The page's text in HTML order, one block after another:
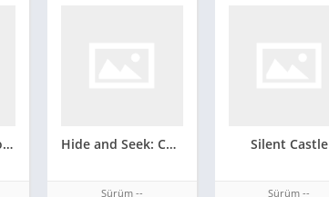
Fitness Club Tycoon Hide and Seek: Cat Escape!
Sürüm --
Silent Castle
Sürüm --